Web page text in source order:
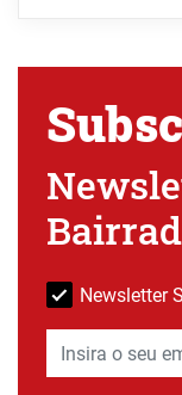
Newsletter